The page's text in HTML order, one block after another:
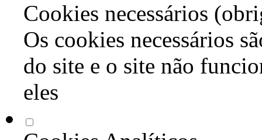
Cookies necessários
Os cookies necessários
do site e o site não
eles